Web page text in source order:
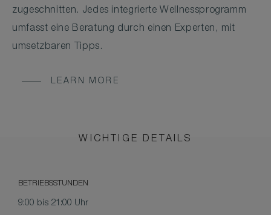
zugeschnitten. Jedes integrierte Wellnessprogramm
umfasst eine Beratung durch einen Experten, mit
umsetzbaren Tipps.
LEARN MORE
WICHTIGE DETAILS
BETRIEBSSTUNDEN
9:00 bis 21:00 Uhr